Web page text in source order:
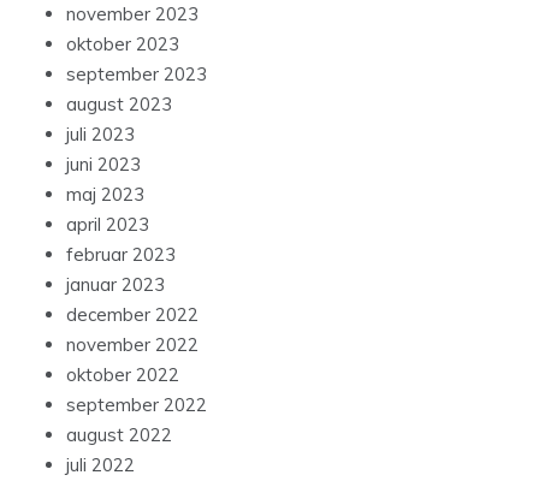
november 2023
oktober 2023
september 2023
august 2023
juli 2023
juni 2023
maj 2023
april 2023
februar 2023
januar 2023
december 2022
november 2022
oktober 2022
september 2022
august 2022
juli 2022